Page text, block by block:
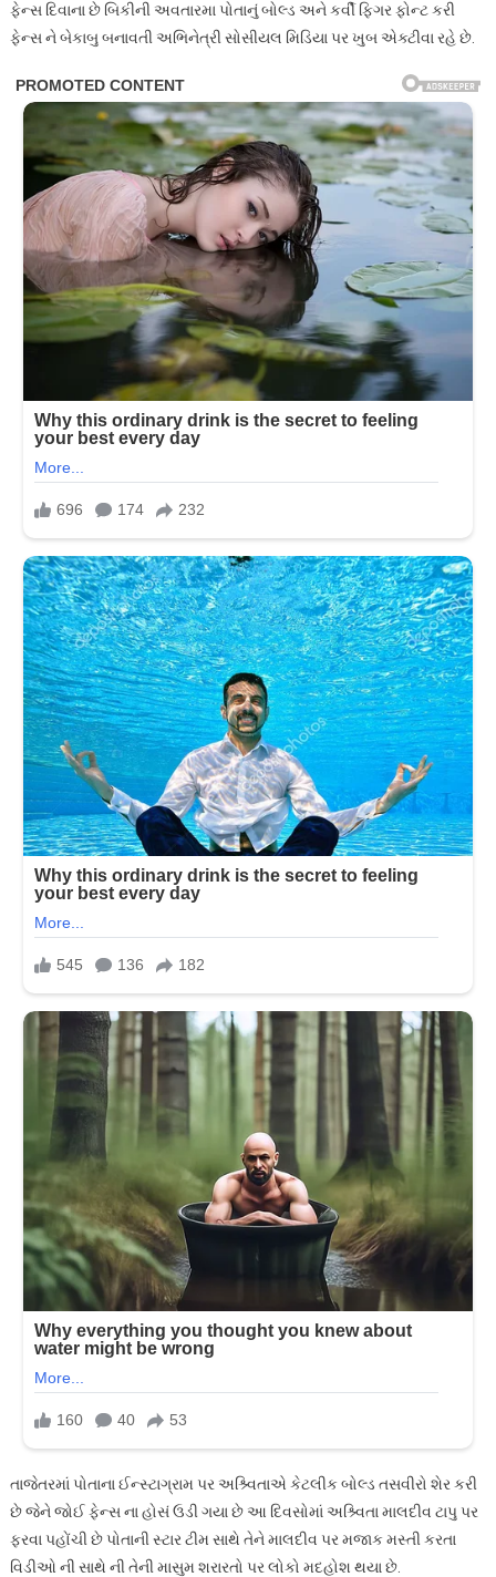
ફેન્સ દિવાના છે બિકીની અવતારમા પોતાનું બોલ્ડ અને કર્વી ફિગર ફોન્ટ કરી
ફેન્સ ને બેકાબુ બનાવતી અભિનેત્રી સોસીયલ મિડિયા પર ખુબ એક્ટીવા રહે છે.
તાજેતરમાં પોતાના ઈન્સ્ટાગ્રામ પર અશ્ર્વિતાએ કેટલીક બોલ્ડ તસવીરો શેર કરી
છે જેને જોઈ ફેન્સ ના હોસં ઉડી ગયા છે આ દિવસોમાં અશ્ર્વિતા માલદીવ ટાપુ પર
ફરવા પહોંચી છે પોતાની સ્ટાર ટીમ સાથે તેને માલદીવ પર મજાક મસ્તી કરતા
વિડીઓ ની સાથે ની તેની માસુમ શરારતો પર લોકો મદહોશ થયા છે.